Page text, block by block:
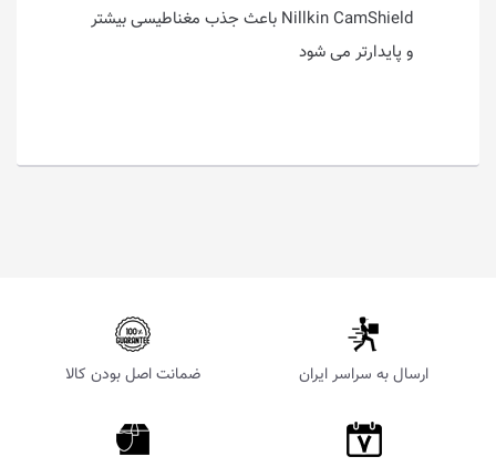
Nillkin CamShield باعث جذب مغناطیسی بیشتر
و پایدارتر می شود
ارسال به سراسر ایران ضمانت اصل بودن کالا